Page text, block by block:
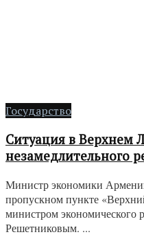
Государство
Ситуация в Верхнем
незамедлительного
Министр экономики
пропускном пункте
министром экономического
Решетниковым. ...